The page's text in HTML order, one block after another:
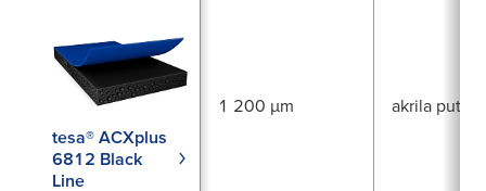
tesa® ACXplus
6812 Black
Line
1 200 µm akrila putas